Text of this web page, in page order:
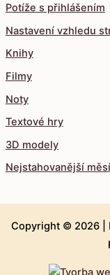
Potíže s přihlášením
Nastavení vzhledu
Knihy
Filmy
Noty
Textové hry
3D modely
Nejstahovanější
Copyright © 2026 |